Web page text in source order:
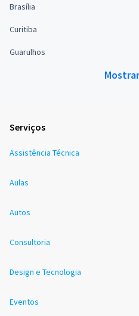
Brasília
Curitiba
Guarulhos
Serviços
Assistência Técnica
Aulas
Autos
Consultoria
Design e Tecnologia
Eventos